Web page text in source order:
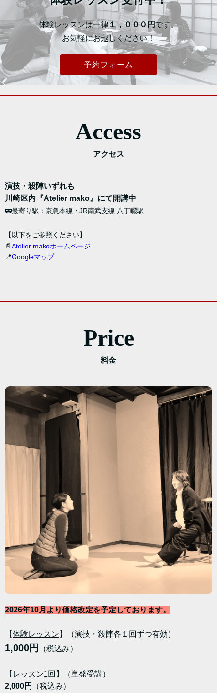
体験レッスンは一律 １，０００円です。
お気軽にお越しください！
予約フォーム
Access
アクセス
演技・殺陣いずれも
川崎区内『Atelier mako』にて開講中
🚃最寄り駅：京急本線・JR南武支線 八丁畷駅
【以下をご参照ください】
📄Atelier makoホームページ
📍Googleマップ
Price
料金
2026年10月より価格改定を予定しております。
【体験レッスン 】（演技・殺陣各１回ずつ有効）
1,000円 （税込み）
【 レッスン1回 】（単発受講）
2,000円
（税込み）